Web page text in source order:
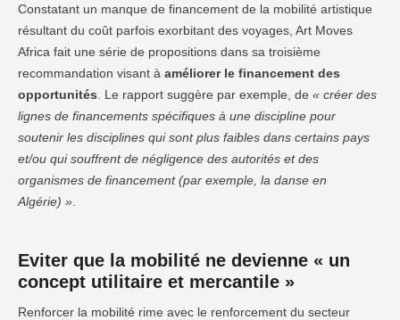
Constatant un manque de financement de la mobilité artistique
résultant du coût parfois exorbitant des voyages, Art Moves
Africa fait une série de propositions dans sa troisième
recommandation visant à améliorer le financement des
opportunités . Le rapport suggère par exemple, de « créer des
lignes de financements spécifiques à une discipline pour
soutenir les disciplines qui sont plus faibles dans certains pays
et/ou qui souffrent de négligence des autorités et des
organismes de financement (par exemple, la danse en
Algérie) »
Eviter que la mobilité ne devienne « un
concept utilitaire et mercantile »
Renforcer la mobilité rime avec le renforcement du secteur